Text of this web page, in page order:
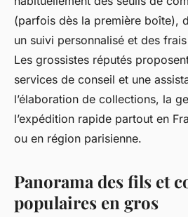
(parfois dès la première boîte),
un suivi personnalisé et des
Les grossistes réputés
services de conseil et une
l’élaboration de collections, la
l’expédition rapide partout en
ou en région parisienne.
Panorama des fils et
populaires en gros